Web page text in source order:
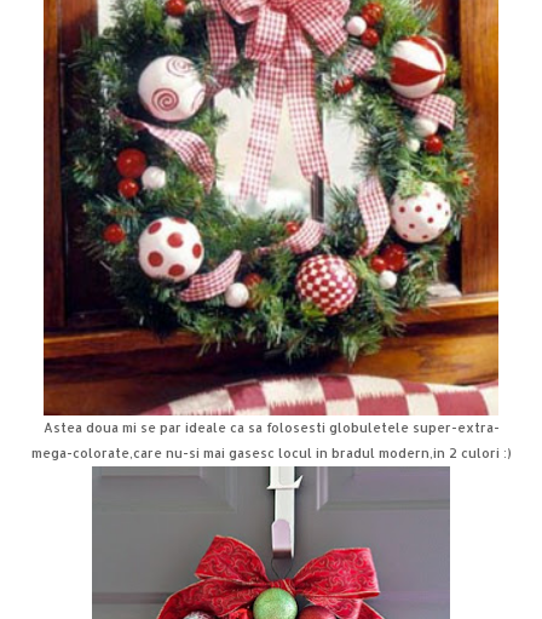
Astea doua mi se par ideale ca sa folosesti globuletele super-extra-
mega-colorate,care nu-si mai gasesc locul in bradul modern,in 2 culori :)